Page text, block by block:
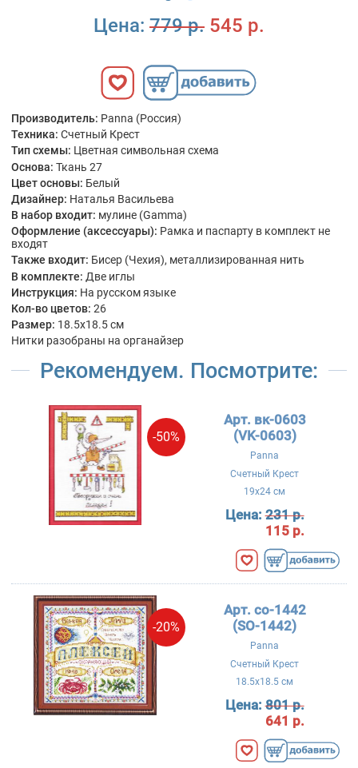
Цена: 779 р. 545 р.
Производитель: Panna (Россия)
Техника: Счетный Крест
Тип схемы: Цветная символьная схема
Основа: Ткань 27
Цвет основы: Белый
Дизайнер: Наталья Васильева
В набор входит: мулине (Gamma)
Оформление (аксессуары): Рамка и паспарту в комплект не
входят
Также входит: Бисер (Чехия), металлизированная нить
В комплекте: Две иглы
Инструкция: На русском языке
Кол-во цветов: 26
Размер: 18.5x18.5 см
Нитки разобраны на органайзер
Рекомендуем. Посмотрите:
-50%
Арт. вк-0603
(VK-0603)
Panna
Счетный Крест
19x24 см
Цена:231 р.
115 р.
-20%
Арт. со-1442
(SO-1442)
Panna
Счетный Крест
18.5x18.5 см
Цена:801 р.
641 р.